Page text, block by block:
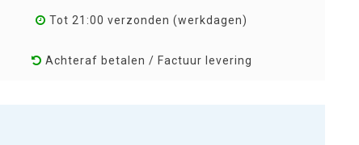
Tot 21:00 verzonden (werkdagen)
Achteraf betalen / Factuur levering